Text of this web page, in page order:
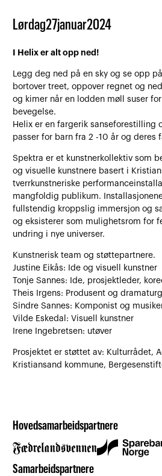
Lørdag27januar2024
I Helix er alt opp ned!
Legg deg ned på en sky og se opp
bortover treet, oppover regnet og
og kimer når en lodden møll suser
bevegelse.
Helix er en fargerik sanseforestilling
passer for barn fra 2 -10 år og deres
Spektra er et kunstnerkollektiv som
og visuelle kunstnere basert i
tverrkunstneriske
mangfoldig publikum.
fullstendig kroppslig immersjon og
og eksisterer som mulighetsrom for
undring i nye universer.
Kunstnerisk team og støttepartnere.
Justine Eikås: Ide og visuell kunstner
Tonje Sannes: Ide, prosjektleder,
Theis Irgens: Produsent og
Sindre Sannes: Komponist og
Vilde Eskedal: Visuell kunstner
Irene Ingebretsen: utøver
Prosjektet er støttet av: Kulturrådet,
Kristiansand kommune,
Hovedsamarbeidspartnere
Samarbeidspartnere